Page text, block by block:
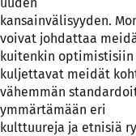
kansainvälisyyden.
voivat johdattaa
kuitenkin
kuljettavat meidät
vähemmän
ymmärtämään eri
kulttuureja ja etnisiä